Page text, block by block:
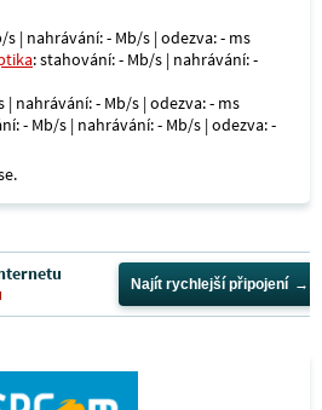
s | nahrávání: - Mb/s | odezva: - ms
: stahování: - Mb/s | nahrávání: -
| nahrávání: - Mb/s | odezva: - ms
- Mb/s | nahrávání: - Mb/s | odezva: -
Najít rychlejší připojení